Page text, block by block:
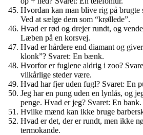
Hvordan kan man blive rig på brugte
Ved at sælge dem som “krøllede”.
Hvad er rød og drejer rundt, og
Læben på en korsvej.
Hvad er hårdere end diamant og
klonk”? Svaret: En bænk.
Hvorfor er fuglene aldrig i zoo?
vilkårlige steder være.
Hvad har fjer uden fugl? Svaret: En
Jeg har en pung uden en lynlås, og
penge. Hvad er jeg? Svaret: En bank.
Hvilke mænd kan ikke bruge
Hvad er det, der er rundt, men ikke
termokande.